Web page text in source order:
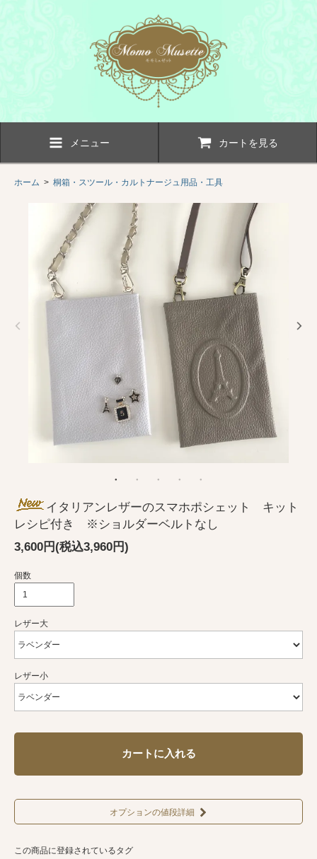
メニュー カートを見る
ホーム > 桐箱・スツール・カルトナージュ用品・工具
イタリアンレザーのスマホポシェット キット
レシピ付き ※ショルダーベルトなし
3,600円(税込3,960円)
個数
レザー大
レザー小
カートに入れる
オプションの値段詳細
この商品に登録されているタグ